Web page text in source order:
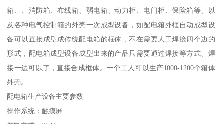
箱、、消防箱、布线箱、弱电箱、动力柜、电门柜、保险箱等、以
及各种电气控制箱的外壳一次成型设备，如配电箱外框自动成型设
备可以直接成型成传统配电箱的框体，不在需要人工焊接四个边的
形式，配电箱成型设备成型出来的产品只需要通过焊接等方式、焊
接一边可以了，直接合成框体。一个工人可以生产1000-1200个箱体
外壳。
配电箱生产设备主要参数
操作系统：触摸屏